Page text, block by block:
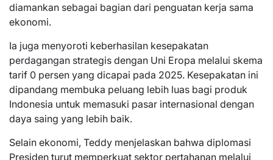
diamankan sebagai bagian dari penguatan kerja sama
ekonomi.
Ia juga menyoroti keberhasilan kesepakatan
perdagangan strategis dengan Uni Eropa melalui skema
tarif 0 persen yang dicapai pada 2025. Kesepakatan ini
dipandang membuka peluang lebih luas bagi produk
Indonesia untuk memasuki pasar internasional dengan
daya saing yang lebih baik.
Selain ekonomi, Teddy menjelaskan bahwa diplomasi
Presiden turut memperkuat sektor pertahanan melalui